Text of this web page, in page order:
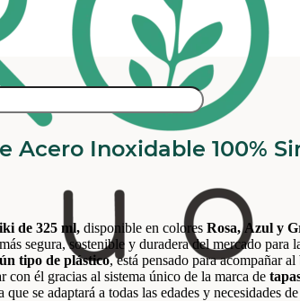
Acero Inoxidable 100%
de 325 ml, disponible en colores Rosa, Azul y
segura, sostenible y duradera del mercado para
tipo de plástico, está pensado para acompañar
con él gracias al sistema único de la marca de
que se adaptará a todas las edades y necesidades